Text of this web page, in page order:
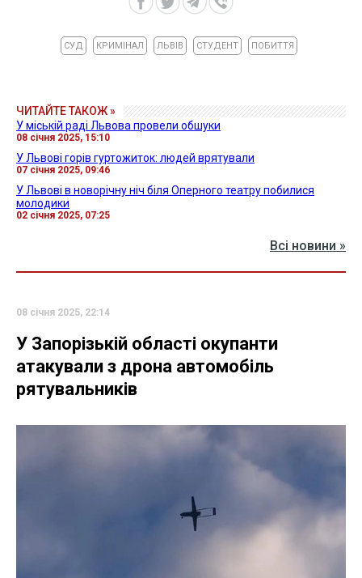
СУД КРИМІНАЛ ЛЬВІВ СТУДЕНТ ПОБИТТЯ
ЧИТАЙТЕ ТАКОЖ »
У міській раді Львова провели обшуки
08 січня 2025, 15:10
У Львові горів гуртожиток: людей врятували
07 січня 2025, 09:46
У Львові в новорічну ніч біля Оперного театру побилися
молодики
02 січня 2025, 07:25
Всі новини »
08 січня 2025, 22:14
У Запорізькій області окупанти
атакували з дрона автомобіль
рятувальників